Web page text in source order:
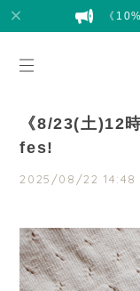
《
《8/23(土
fes!
2025/08/22 14:48